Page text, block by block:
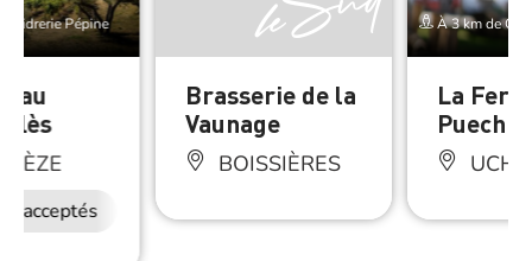
Cidrerie Pépine
acceptés
Brasserie de la
Vaunage
BOISSIÈRES
À 3 km de
La
Puech